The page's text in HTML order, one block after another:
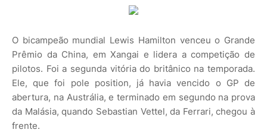
O bicampeão mundial Lewis Hamilton venceu o Grande
Prêmio da China, em Xangai e lidera a competição de
pilotos. Foi a segunda vitória do britânico na temporada.
Ele, que foi pole position, já havia vencido o GP de
abertura, na Austrália, e terminado em segundo na prova
da Malásia, quando Sebastian Vettel, da Ferrari, chegou à
frente.